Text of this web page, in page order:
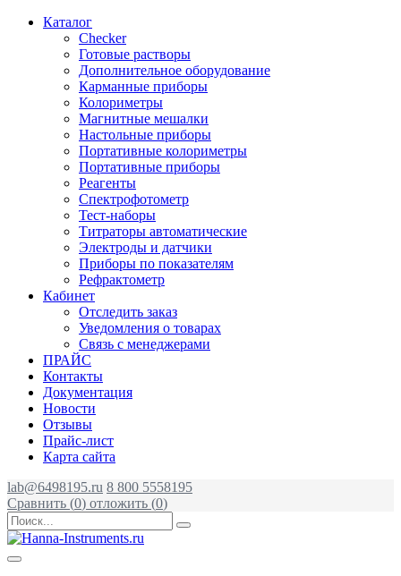
Каталог
Checker
Готовые растворы
Дополнительное оборудование
Карманные приборы
Колориметры
Магнитные мешалки
Настольные приборы
Портативные колориметры
Портативные приборы
Реагенты
Спектрофотометр
Тест-наборы
Титраторы автоматические
Электроды и датчики
Приборы по показателям
Рефрактометр
Кабинет
Отследить заказ
Уведомления о товарах
Связь с менеджерами
ПРАЙС
Контакты
Документация
Новости
Отзывы
Прайс-лист
Карта сайта
lab@6498195.ru 8 800 5558195
Сравнить (0) отложить (0)